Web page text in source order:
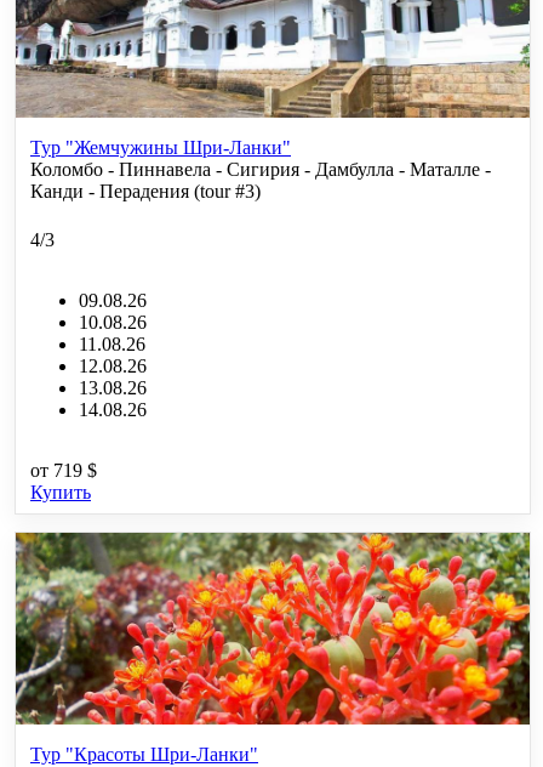
Тур "Жемчужины Шри-Ланки"
Коломбо - Пиннавела - Сигирия - Дамбулла - Маталле -
Канди - Перадения (tour #3)
4/3
09.08.26
10.08.26
11.08.26
12.08.26
13.08.26
14.08.26
от 719 $
Купить
Тур "Красоты Шри-Ланки"